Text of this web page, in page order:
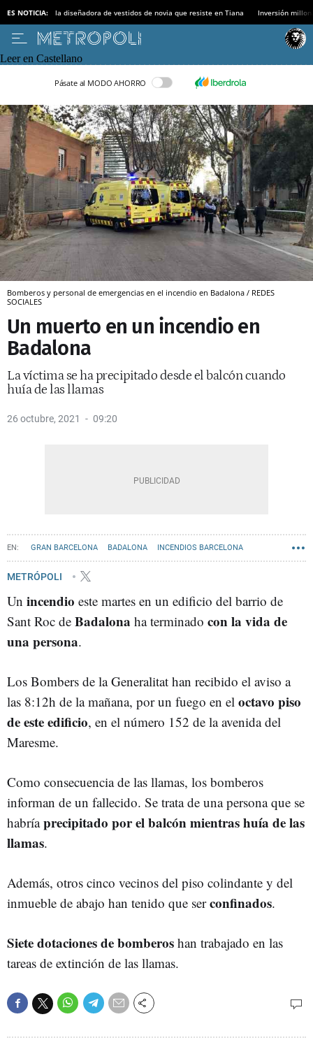
ES NOTICIA: la diseñadora de vestidos de novia que resiste en Tiana Inversión
Leer en Castellano
Pásate al MODO AHORRO
Bomberos y personal de emergencias en el incendio en Badalona / REDES
SOCIALES
Un muerto en un incendio en
Badalona
La víctima se ha precipitado desde el balcón cuando
huía de las llamas
26 octubre, 2021 09:20
GRAN BARCELONA BADALONA INCENDIOS BARCELONA
METRÓPOLI
Un incendio este martes en un edificio del barrio de
Sant Roc de Badalona ha terminado con la vida de
una persona.
Los Bombers de la Generalitat han recibido el aviso a
las 8:12h de la mañana, por un fuego en el octavo piso
de este edificio, en el número 152 de la avenida del
Maresme.
Como consecuencia de las llamas, los bomberos
informan de un fallecido. Se trata de una persona que se
habríaprecipitado por el balcón mientras huía de las
llamas.
Además, otros cinco vecinos del piso colindante y del
inmueble de abajo han tenido que serconfinados.
Siete dotaciones de bomberos han trabajado en las
tareas de extinción de las llamas.